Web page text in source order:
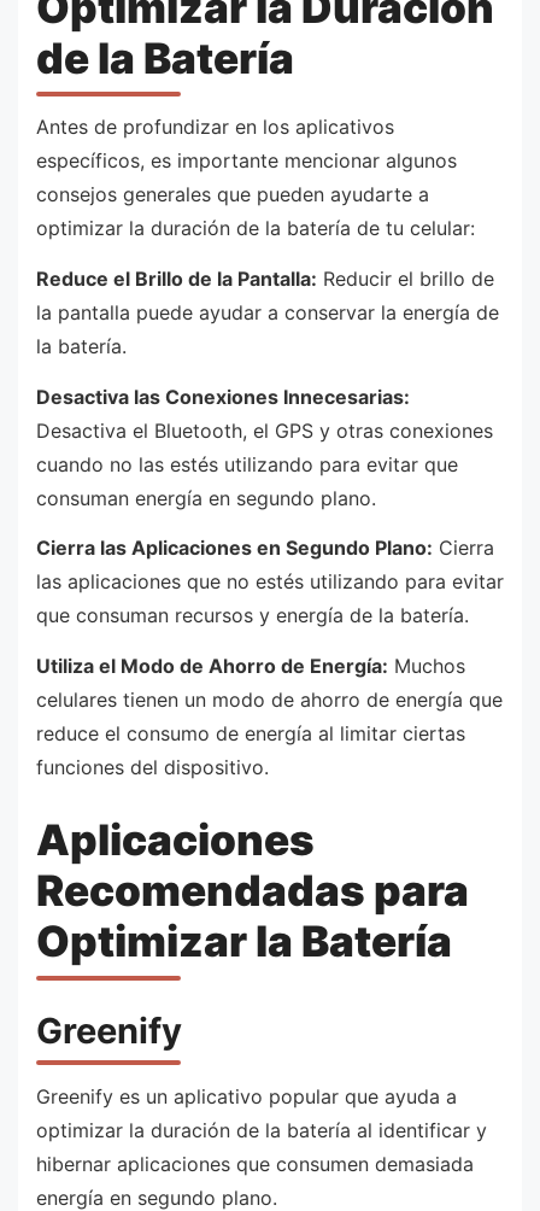
de la Batería
Antes de profundizar en los aplicativos
específicos, es importante mencionar algunos
consejos generales que pueden ayudarte a
optimizar la duración de la batería de tu celular:
Reduce el Brillo de la Pantalla: Reducir el brillo de
la pantalla puede ayudar a conservar la energía de
la batería.
Desactiva las Conexiones Innecesarias:
Desactiva el Bluetooth, el GPS y otras conexiones
cuando no las estés utilizando para evitar que
consuman energía en segundo plano.
Cierra las Aplicaciones en Segundo Plano: Cierra
las aplicaciones que no estés utilizando para evitar
que consuman recursos y energía de la batería.
Utiliza el Modo de Ahorro de Energía: Muchos
celulares tienen un modo de ahorro de energía que
reduce el consumo de energía al limitar ciertas
funciones del dispositivo.
Aplicaciones
Recomendadas para
Optimizar la Batería
Greenify
Greenify es un aplicativo popular que ayuda a
optimizar la duración de la batería al identificar y
hibernar aplicaciones que consumen demasiada
energía en segundo plano.